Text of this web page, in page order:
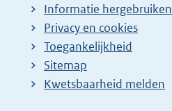
Informatie hergebruiken
Privacy en cookies
Toegankelijkheid
Sitemap
E
Kwetsbaarheid melden